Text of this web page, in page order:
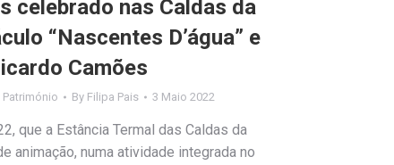
celebrado nas Caldas da
“Nascentes D’água” e
Camões
By Filipa Pais 3 Maio 2022
que a Estância Termal das Caldas da
animação, numa atividade integrada no